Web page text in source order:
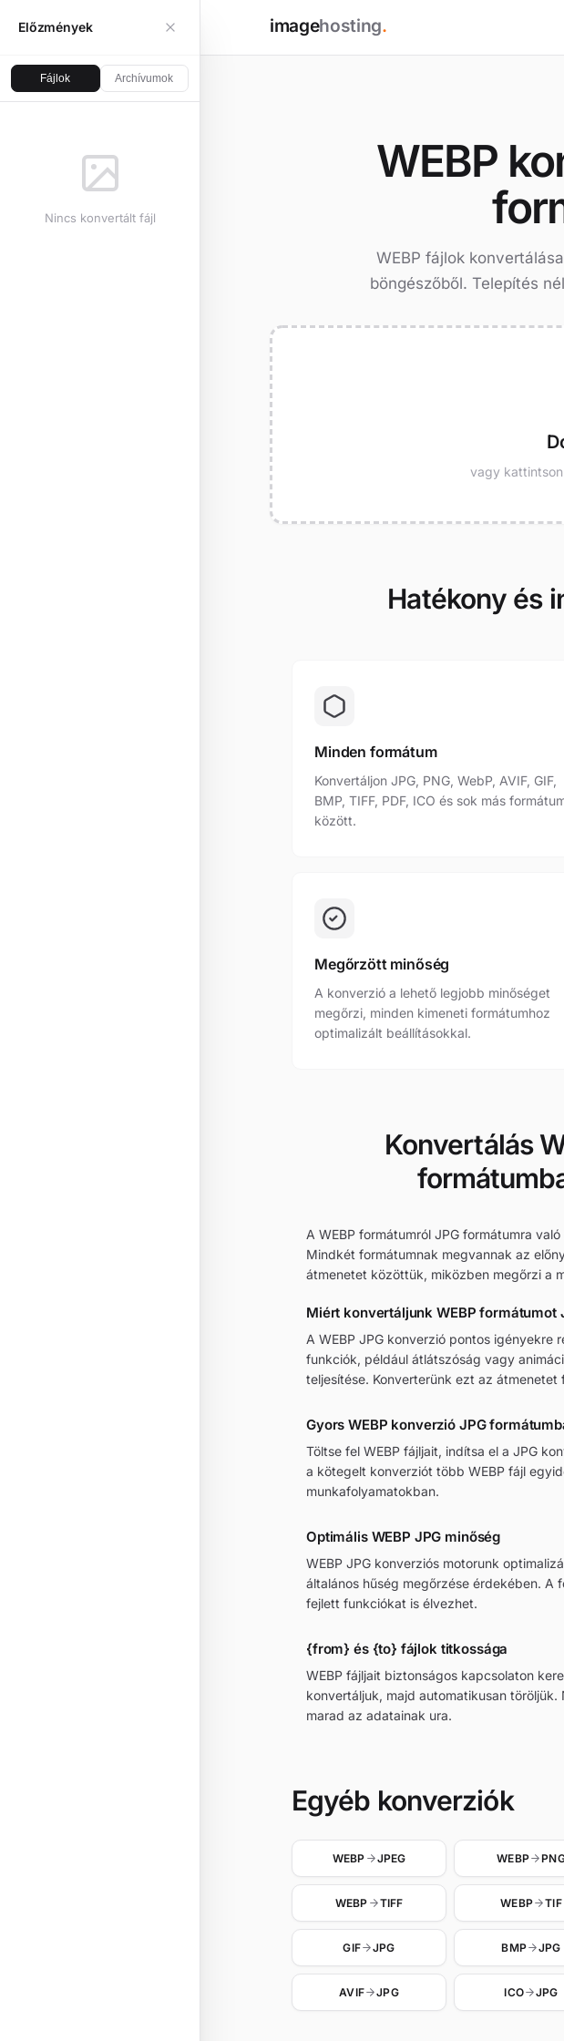
imagehosting.
Előzmények
Fájlok Archívumok
Nincs konvertált fájl
WEBP
WEBP fájlok
böngészőből. Telepítés
vagy
Hatékony és
Minden formátum
Konvertáljon JPG, PNG, WebP, AVIF, GIF,
BMP, TIFF, PDF, ICO és sok más
között.
Megőrzött minőség
A konverzió a lehető legjobb minőséget
megőrzi, minden kimeneti formátumhoz
optimalizált beállításokkal.
Konvertálás
A WEBP formátumról JPG formátumra
Mindkét formátumnak megvannak az
átmenetet közöttük, miközben megőrzi a
Miért konvertáljunk WEBP formátumot
A WEBP JPG konverzió pontos
funkciók, például átlátszóság vagy
teljesítése. Konverterünk ezt az
Gyors WEBP konverzió JPG
Töltse fel WEBP fájljait, indítsa el a JPG
a kötegelt konverziót több WEBP fájl
munkafolyamatokban.
Optimális WEBP JPG minőség
WEBP JPG konverziós motorunk
általános hűség megőrzése érdekében.
fejlett funkciókat is élvezhet.
{from} és {to} fájlok titkossága
WEBP fájljait biztonságos kapcsolaton
konvertáljuk, majd automatikusan
marad az adatainak ura.
Egyéb konverziók
WEBP JPEG WEBP
WEBP TIFF WEBP TIF
GIF JPG BMP JPG
AVIF JPG ICO JPG